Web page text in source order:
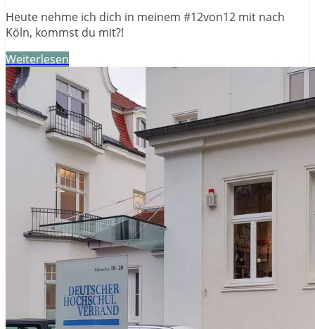
Heute nehme ich dich in meinem #12von12 mit nach
Köln, kommst du mit?!
Weiterlesen